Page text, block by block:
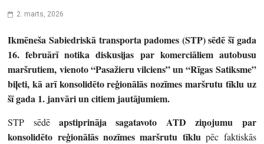
2. marts, 2026
Ikmēneša Sabiedriskā transporta padomes (STP) sēdē šī gada
16. februārī notika diskusijas par komerciāliem autobusu
maršrutiem, vienoto “Pasažieru vilciens” un “Rīgas Satiksme”
biļeti, kā arī konsolidēto reģionālās nozīmes maršrutu tīklu uz
šī gada 1. janvāri un citiem jautājumiem.
STP sēdēapstiprināja sagatavoto ATD ziņojumu par
konsolidēto reģionālās nozīmes maršrutu tīklu pēc faktiskās